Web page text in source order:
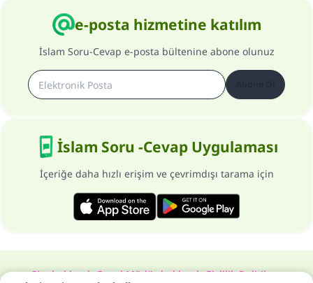
e-posta hizmetine katılım
İslam Soru-Cevap e-posta bültenine abone olunuz
İslam Soru -Cevap Uygulaması
İçeriğe daha hızlı erişim ve çevrimdışı tarama için
Site hakkındaGenel Müdür hakkındaGizlilik Politikası